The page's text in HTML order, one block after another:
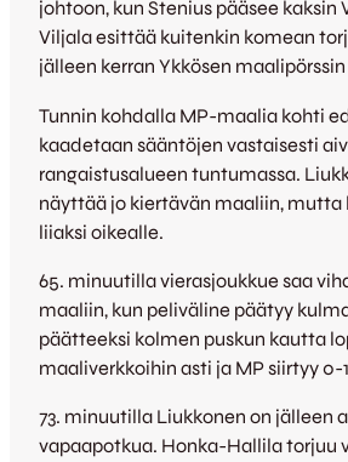
johtoon, kun Stenius pääsee kaksin
Viljala esittää kuitenkin komean
jälleen kerran Ykkösen
Tunnin kohdalla MP-maalia kohti
kaadetaan sääntöjen vastaisesti
rangaistusalueen tuntumassa.
näyttää jo kiertävän maaliin, mutta
liiaksi oikealle.
65. minuutilla vierasjoukkue saa
maaliin, kun peliväline päätyy
päätteeksi kolmen puskun kautta
maaliverkkoihin asti ja MP siirtyy 0-
73. minuutilla Liukkonen on jälleen
vapaapotkua. Honka-Hallila torjuu